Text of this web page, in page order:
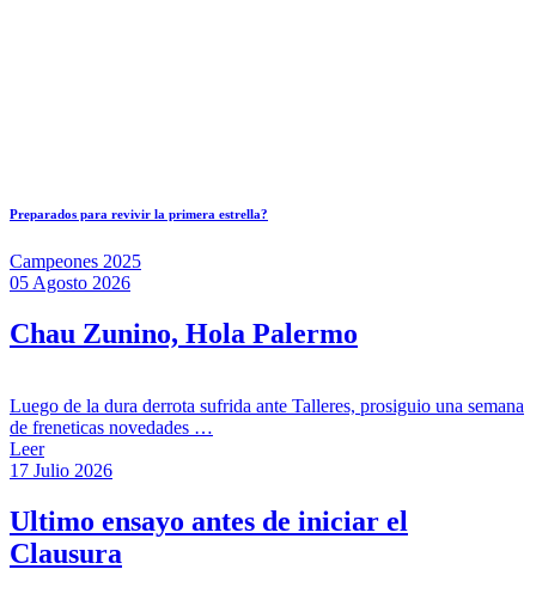
Preparados para revivir la primera estrella?
Campeones 2025
05 Agosto 2026
Chau Zunino, Hola Palermo
Luego de la dura derrota sufrida ante Talleres, prosiguio una semana
de freneticas novedades …
Leer
17 Julio 2026
Ultimo ensayo antes de iniciar el
Clausura